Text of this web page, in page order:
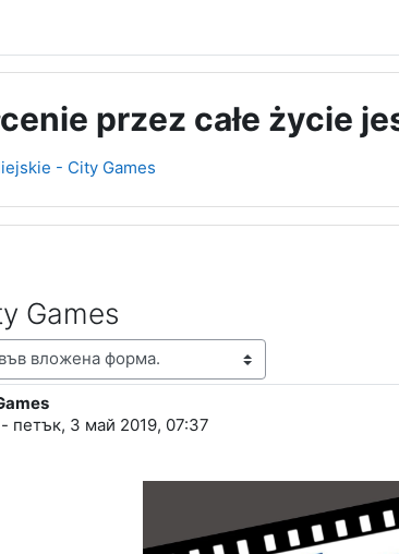
przez całe życie
- City Games
Games
петък, 3 май 2019, 07:37